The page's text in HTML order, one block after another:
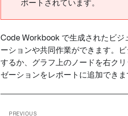
ポートされています。
Code Workbook で生成されたビジ
ーションや共同作業ができます。
するか、グラフ上のノードを右クリ
ゼーションをレポートに追加できま
PREVIOUS